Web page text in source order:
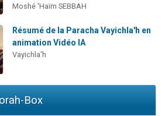
Moshé 'Haïm SEBBAH
Résumé de la Paracha Vayichla'h en
animation Vidéo IA
Vayichla'h
Box